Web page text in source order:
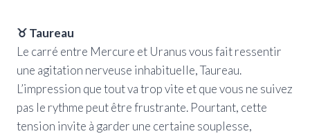
♉ Taureau
Le carré entre Mercure et Uranus vous fait ressentir
une agitation nerveuse inhabituelle, Taureau.
L’impression que tout va trop vite et que vous ne suivez
pas le rythme peut être frustrante. Pourtant, cette
tension invite à garder une certaine souplesse,